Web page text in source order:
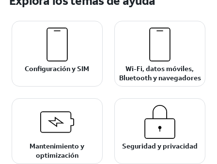
Configuración y SIM
Wi-Fi, datos móviles,
Bluetooth y navegadores
Mantenimiento y
optimización
Seguridad y privacidad